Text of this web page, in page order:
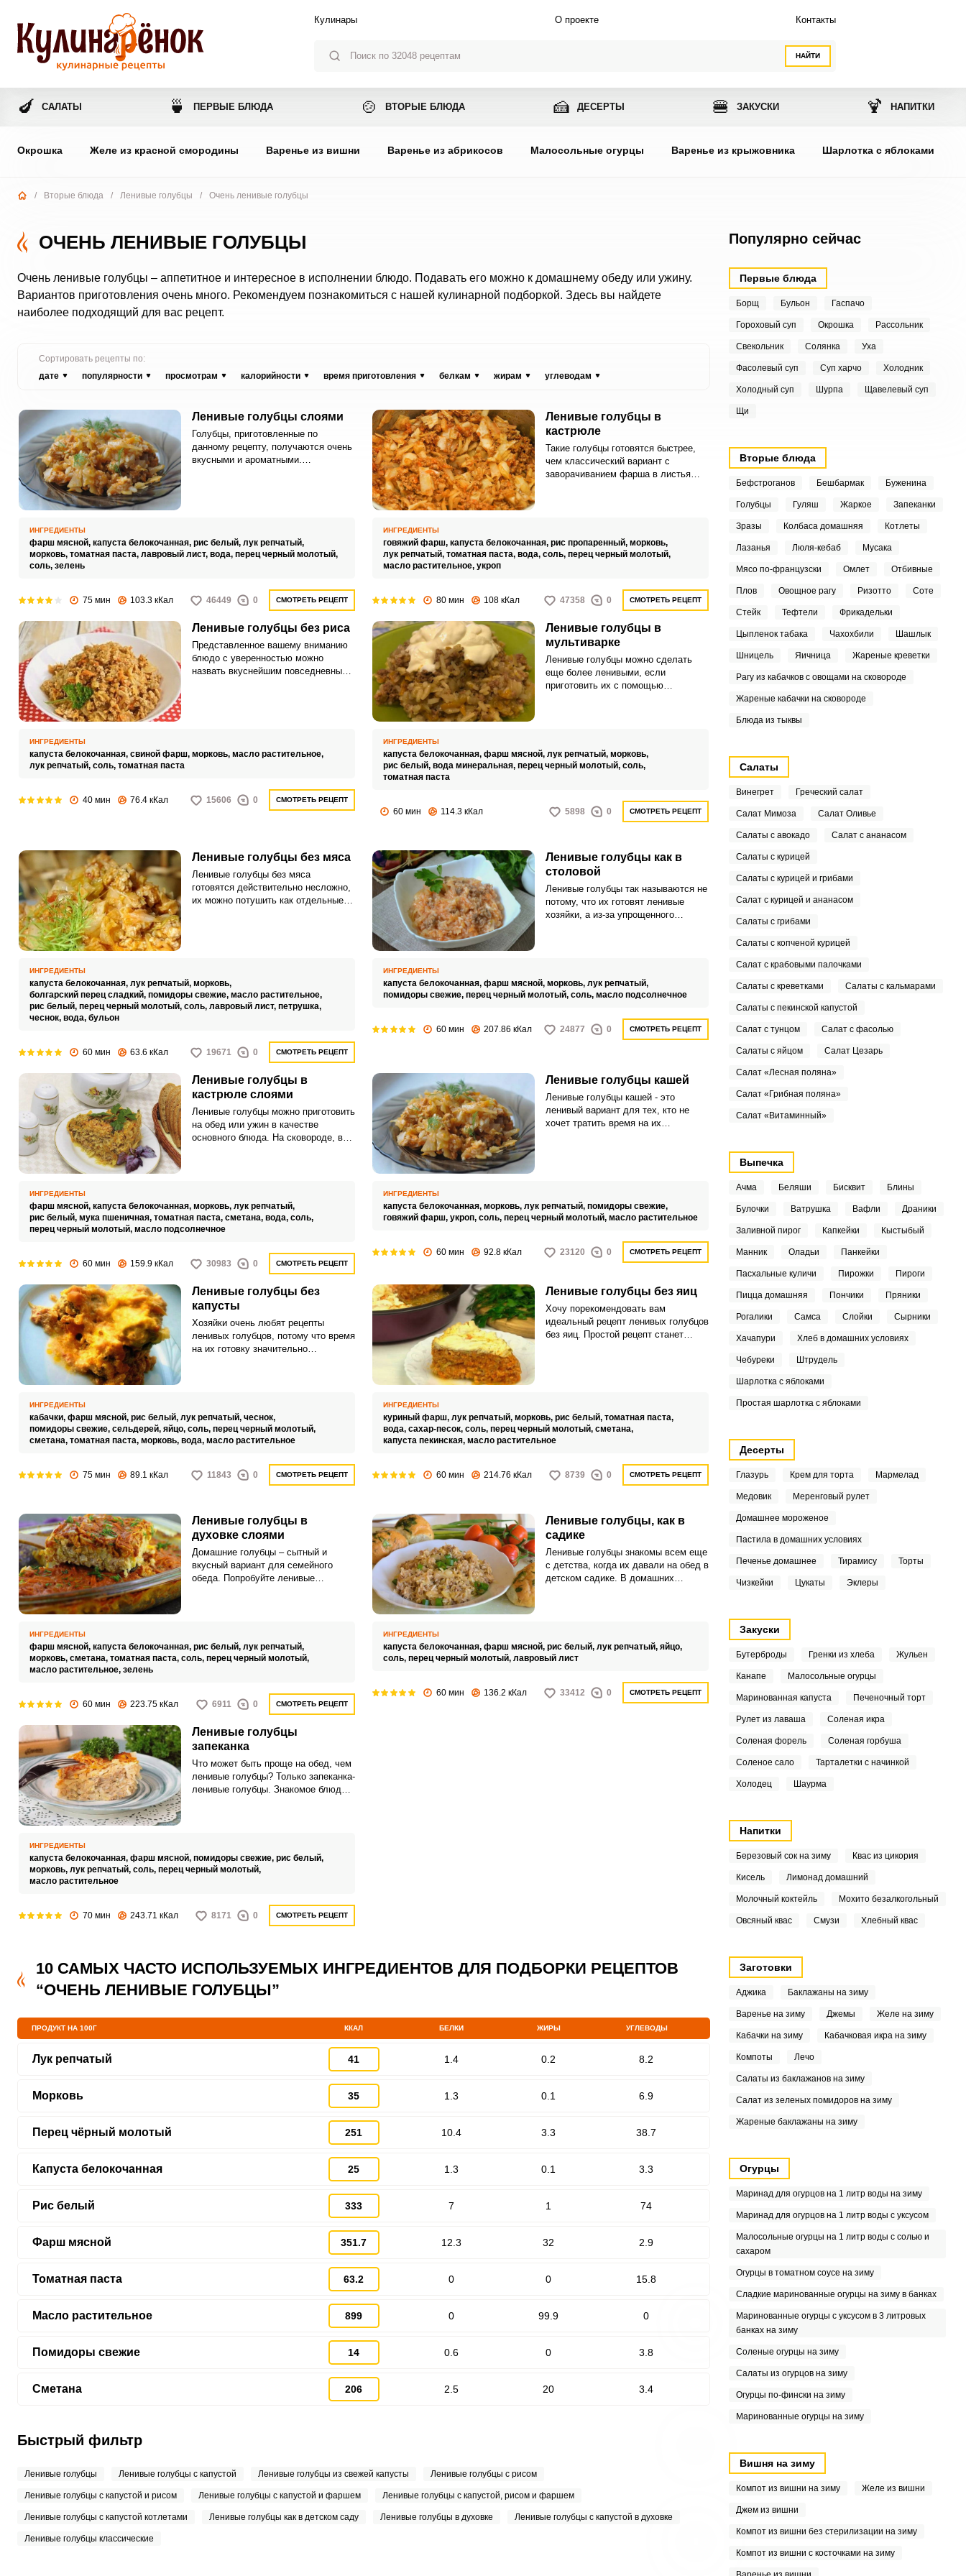
НАЙТИ
Кулинары О проекте Контакты
🍆 САЛАТЫ 🍵 ПЕРВЫЕ БЛЮДА 🍲 ВТОРЫЕ БЛЮДА 🍰 ДЕСЕРТЫ 🍔 ЗАКУСКИ 🍹 НАПИТКИ
Окрошка Желе из красной смородины Варенье из вишни Варенье из абрикосов Малосольные огурцы Варенье из крыжовника Шарлотка с яблоками
/ Вторые блюда / Ленивые голубцы / Очень ленивые голубцы
ОЧЕНЬ ЛЕНИВЫЕ ГОЛУБЦЫ
Очень ленивые голубцы – аппетитное и интересное в исполнении блюдо. Подавать его можно к домашнему обеду или ужину.
Вариантов приготовления очень много. Рекомендуем познакомиться с нашей кулинарной подборкой. Здесь вы найдете
наиболее подходящий для вас рецепт.
Сортировать рецепты по:
дате
популярности просмотрам калорийности время приготовления белкам жирам углеводам
Ленивые голубцы слоями
Голубцы, приготовленные по
данному рецепту, получаются очень
вкусными и ароматными.
ИНГРЕДИЕНТЫ
фарш мясной, капуста белокочанная, рис белый, лук репчатый,
морковь, томатная паста, лавровый лист, вода, перец черный молотый,
соль, зелень
75 мин 103.3 кКал 46449 0 СМОТРЕТЬ РЕЦЕПТ
Ленивые голубцы в
кастрюле
Такие голубцы готовятся быстрее,
чем классический вариант с
заворачиванием фарша в листья
ингредиенты соединяются и тушатся
в кастрюле в томатном соусе.
ИНГРЕДИЕНТЫ
говяжий фарш, капуста белокочанная, рис пропаренный, морковь,
лук репчатый, томатная паста, вода, соль, перец черный молотый,
масло растительное, укроп
80 мин 108 кКал 47358 0 СМОТРЕТЬ РЕЦЕПТ
Ленивые голубцы без риса
Представленное вашему вниманию
блюдо с уверенностью можно
назвать вкуснейшим повседневным
ИНГРЕДИЕНТЫ
капуста белокочанная, свиной фарш, морковь, масло растительное,
лук репчатый, соль, томатная паста
40 мин 76.4 кКал 15606 0 СМОТРЕТЬ РЕЦЕПТ
Ленивые голубцы в
мультиварке
Ленивые голубцы можно сделать
еще более ленивыми, если
приготовить их с помощью
голубчики вы сможете получить с
минимальными усилиями и
ИНГРЕДИЕНТЫ
капуста белокочанная, фарш мясной, лук репчатый, морковь,
рис белый, вода минеральная, перец черный молотый, соль,
томатная паста
60 мин 114.3 кКал 5898 0 СМОТРЕТЬ РЕЦЕПТ
Ленивые голубцы без мяса
Ленивые голубцы без мяса
готовятся действительно несложно,
их можно потушить как отдельные
ИНГРЕДИЕНТЫ
капуста белокочанная, лук репчатый, морковь,
болгарский перец сладкий, помидоры свежие, масло растительное,
рис белый, перец черный молотый, соль, лавровый лист, петрушка,
чеснок, вода, бульон
60 мин 63.6 кКал 19671 0 СМОТРЕТЬ РЕЦЕПТ
Ленивые голубцы как в
столовой
Ленивые голубцы так называются не
потому, что их готовят ленивые
хозяйки, а из-за упрощенного
сравнению со стандартным
вариантом.
ИНГРЕДИЕНТЫ
капуста белокочанная, фарш мясной, морковь, лук репчатый,
помидоры свежие, перец черный молотый, соль, масло подсолнечное
60 мин 207.86 кКал 24877 0 СМОТРЕТЬ РЕЦЕПТ
Ленивые голубцы в
кастрюле слоями
Ленивые голубцы можно приготовить
на обед или ужин в качестве
основного блюда. На сковороде, в
ИНГРЕДИЕНТЫ
фарш мясной, капуста белокочанная, морковь, лук репчатый,
рис белый, мука пшеничная, томатная паста, сметана, вода, соль,
перец черный молотый, масло подсолнечное
60 мин 159.9 кКал 30983 0 СМОТРЕТЬ РЕЦЕПТ
Ленивые голубцы кашей
Ленивые голубцы кашей - это
ленивый вариант для тех, кто не
хочет тратить время на их
ИНГРЕДИЕНТЫ
капуста белокочанная, морковь, лук репчатый, помидоры свежие,
говяжий фарш, укроп, соль, перец черный молотый, масло растительное
60 мин 92.8 кКал 23120 0 СМОТРЕТЬ РЕЦЕПТ
Ленивые голубцы без
капусты
Хозяйки очень любят рецепты
ленивых голубцов, потому что время
на их готовку значительно
ИНГРЕДИЕНТЫ
кабачки, фарш мясной, рис белый, лук репчатый, чеснок,
помидоры свежие, сельдерей, яйцо, соль, перец черный молотый,
сметана, томатная паста, морковь, вода, масло растительное
75 мин 89.1 кКал 11843 0 СМОТРЕТЬ РЕЦЕПТ
Ленивые голубцы без яиц
Хочу порекомендовать вам
идеальный рецепт ленивых голубцов
без яиц. Простой рецепт станет
ИНГРЕДИЕНТЫ
куриный фарш, лук репчатый, морковь, рис белый, томатная паста,
вода, сахар-песок, соль, перец черный молотый, сметана,
капуста пекинская, масло растительное
60 мин 214.76 кКал 8739 0 СМОТРЕТЬ РЕЦЕПТ
Ленивые голубцы в
духовке слоями
Домашние голубцы – сытный и
вкусный вариант для семейного
обеда. Попробуйте ленивые
ИНГРЕДИЕНТЫ
фарш мясной, капуста белокочанная, рис белый, лук репчатый,
морковь, сметана, томатная паста, соль, перец черный молотый,
масло растительное, зелень
60 мин 223.75 кКал 6911 0 СМОТРЕТЬ РЕЦЕПТ
Ленивые голубцы, как в
садике
Ленивые голубцы знакомы всем еще
с детства, когда их давали на обед в
детском садике. В домашних
ИНГРЕДИЕНТЫ
капуста белокочанная, фарш мясной, рис белый, лук репчатый, яйцо,
соль, перец черный молотый, лавровый лист
60 мин 136.2 кКал 33412 0 СМОТРЕТЬ РЕЦЕПТ
Ленивые голубцы
запеканка
Что может быть проще на обед, чем
ленивые голубцы? Только запеканка-
ленивые голубцы. Знакомое блюдо,
ИНГРЕДИЕНТЫ
капуста белокочанная, фарш мясной, помидоры свежие, рис белый,
морковь, лук репчатый, соль, перец черный молотый,
масло растительное
70 мин 243.71 кКал 8171 0 СМОТРЕТЬ РЕЦЕПТ
10 САМЫХ ЧАСТО ИСПОЛЬЗУЕМЫХ ИНГРЕДИЕНТОВ ДЛЯ ПОДБОРКИ РЕЦЕПТОВ
“ОЧЕНЬ ЛЕНИВЫЕ ГОЛУБЦЫ”
ПРОДУКТ НА 100Г ККАЛ БЕЛКИ ЖИРЫ УГЛЕВОДЫ
Лук репчатый 41 1.4 0.2 8.2
Морковь 35 1.3 0.1 6.9
Перец чёрный молотый 251 10.4 3.3 38.7
Капуста белокочанная 25 1.3 0.1 3.3
Рис белый 333 7 1 74
Фарш мясной 351.7 12.3 32 2.9
Томатная паста 63.2 0 0 15.8
Масло растительное 899 0 99.9 0
Помидоры свежие 14 0.6 0 3.8
Сметана 206 2.5 20 3.4
Быстрый фильтр
Ленивые голубцы Ленивые голубцы с капустой Ленивые голубцы из свежей капусты Ленивые голубцы с рисом
Ленивые голубцы с капустой и рисом Ленивые голубцы с капустой и фаршем Ленивые голубцы с капустой, рисом и фаршем
Ленивые голубцы с капустой котлетами Ленивые голубцы как в детском саду Ленивые голубцы в духовке Ленивые голубцы с капустой в духовке
Ленивые голубцы классические
Популярно сейчас
Первые блюда
Борщ Бульон Гаспачо
Гороховый суп Окрошка Рассольник
Свекольник Солянка Уха
Фасолевый суп Суп харчо Холодник
Холодный суп Шурпа Щавелевый суп
Щи
Вторые блюда
Бефстроганов Бешбармак Буженина
Голубцы Гуляш Жаркое Запеканки
Зразы Колбаса домашняя Котлеты
Лазанья Люля-кебаб Мусака
Мясо по-французски Омлет Отбивные
Плов Овощное рагу Ризотто Соте
Стейк Тефтели Фрикадельки
Цыпленок табака Чахохбили Шашлык
Шницель Яичница Жареные креветки
Рагу из кабачков с овощами на сковороде
Жареные кабачки на сковороде
Блюда из тыквы
Салаты
Винегрет Греческий салат
Салат Мимоза Салат Оливье
Салаты с авокадо Салат с ананасом
Салаты с курицей
Салаты с курицей и грибами
Салат с курицей и ананасом
Салаты с грибами
Салаты с копченой курицей
Салат с крабовыми палочками
Салаты с креветками Салаты с кальмарами
Салаты с пекинской капустой
Салат с тунцом Салат с фасолью
Салаты с яйцом Салат Цезарь
Салат «Лесная поляна»
Салат «Грибная поляна»
Салат «Витаминный»
Выпечка
Ачма Беляши Бисквит Блины
Булочки Ватрушка Вафли Драники
Заливной пирог Капкейки Кыстыбый
Манник Оладьи Панкейки
Пасхальные куличи Пирожки Пироги
Пицца домашняя Пончики Пряники
Рогалики Самса Слойки Сырники
Хачапури Хлеб в домашних условиях
Чебуреки Штрудель
Шарлотка с яблоками
Простая шарлотка с яблоками
Десерты
Глазурь Крем для торта Мармелад
Медовик Меренговый рулет
Домашнее мороженое
Пастила в домашних условиях
Печенье домашнее Тирамису Торты
Чизкейки Цукаты Эклеры
Закуски
Бутерброды Гренки из хлеба Жульен
Канапе Малосольные огурцы
Маринованная капуста Печеночный торт
Рулет из лаваша Соленая икра
Соленая форель Соленая горбуша
Соленое сало Тарталетки с начинкой
Холодец Шаурма
Напитки
Березовый сок на зиму Квас из цикория
Кисель Лимонад домашний
Молочный коктейль Мохито безалкогольный
Овсяный квас Смузи Хлебный квас
Заготовки
Аджика Баклажаны на зиму
Варенье на зиму Джемы Желе на зиму
Кабачки на зиму Кабачковая икра на зиму
Компоты Лечо
Салаты из баклажанов на зиму
Салат из зеленых помидоров на зиму
Жареные баклажаны на зиму
Огурцы
Маринад для огурцов на 1 литр воды на зиму
Маринад для огурцов на 1 литр воды с уксусом
Малосольные огурцы на 1 литр воды с солью и
сахаром
Огурцы в томатном соусе на зиму
Сладкие маринованные огурцы на зиму в банках
Маринованные огурцы с уксусом в 3 литровых
банках на зиму
Соленые огурцы на зиму
Салаты из огурцов на зиму
Огурцы по-фински на зиму
Маринованные огурцы на зиму
Вишня на зиму
Компот из вишни на зиму Желе из вишни
Джем из вишни
Компот из вишни без стерилизации на зиму
Компот из вишни с косточками на зиму
с помощью социальных сетей:
или